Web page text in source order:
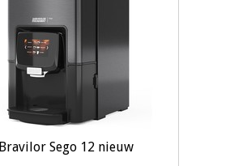
Bravilor Sego 12 nieuw